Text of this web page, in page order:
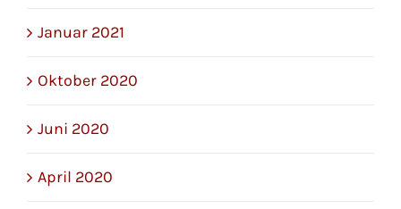
Januar 2021
Oktober 2020
Juni 2020
April 2020